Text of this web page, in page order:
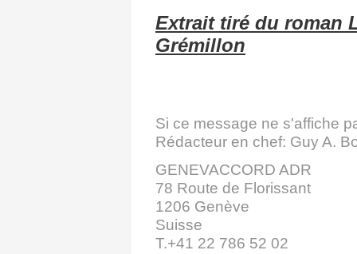
Extrait tiré du roman
Grémillon
Si ce message ne s'affiche
Rédacteur en chef: Guy A.
GENEVACCORD ADR
78 Route de Florissant
1206 Genève
Suisse
T.+41 22 786 52 02